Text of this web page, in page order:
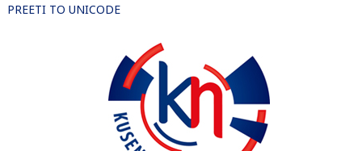
PREETI TO UNICODE